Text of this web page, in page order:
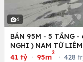
4
BÁN 95M - 5 TẦNG -
NGHI ) NAM TỪ LIÊM
41 tỷ · 95m
2
· 428